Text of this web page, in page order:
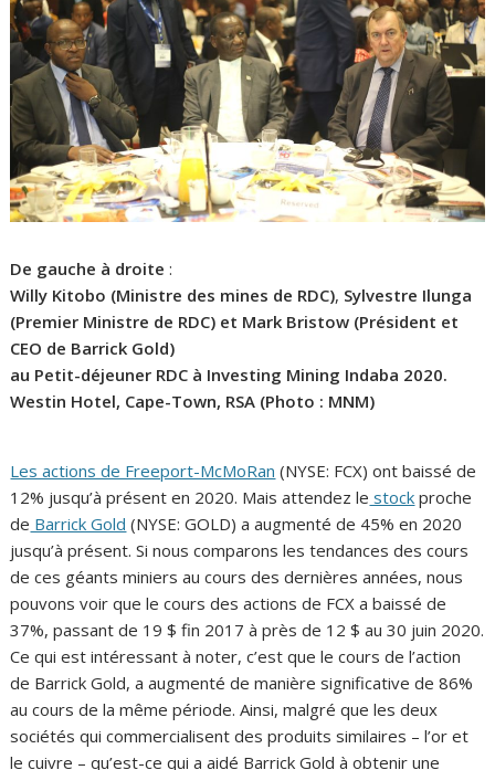
De gauche à droite:
Willy Kitobo (Ministre des mines de RDC), Sylvestre Ilunga
(Premier Ministre de RDC) et Mark Bristow (Président et
CEO de Barrick Gold)
au Petit-déjeuner RDC à Investing Mining Indaba 2020.
Westin Hotel, Cape-Town, RSA (Photo : MNM)
Les actions de Freeport-McMoRan (NYSE: FCX) ont baissé de
12% jusqu’à présent en 2020. Mais attendez le stock proche
de Barrick Gold (NYSE: GOLD) a augmenté de 45% en 2020
jusqu’à présent. Si nous comparons les tendances des cours
de ces géants miniers au cours des dernières années, nous
pouvons voir que le cours des actions de FCX a baissé de
37%, passant de 19 $ fin 2017 à près de 12 $ au 30 juin 2020.
Ce qui est intéressant à noter, c’est que le cours de l’action
de Barrick Gold, a augmenté de manière significative de 86%
au cours de la même période. Ainsi, malgré que les deux
sociétés qui commercialisent des produits similaires – l’or et
le cuivre – qu’est-ce qui a aidé Barrick Gold à obtenir une